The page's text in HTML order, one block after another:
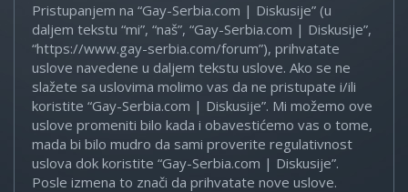
Pristupanjem na “Gay-Serbia.com | Diskusije” (u
daljem tekstu “mi”, “naš”, “Gay-Serbia.com | Diskusije”,
“https://www.gay-serbia.com/forum”), prihvatate
uslove navedene u daljem tekstu uslove. Ako se ne
slažete sa uslovima molimo vas da ne pristupate i/ili
koristite “Gay-Serbia.com | Diskusije”. Mi možemo ove
uslove promeniti bilo kada i obavestićemo vas o tome,
mada bi bilo mudro da sami proverite regulativnost
uslova dok koristite “Gay-Serbia.com | Diskusije”.
Posle izmena to znači da prihvatate nove uslove.